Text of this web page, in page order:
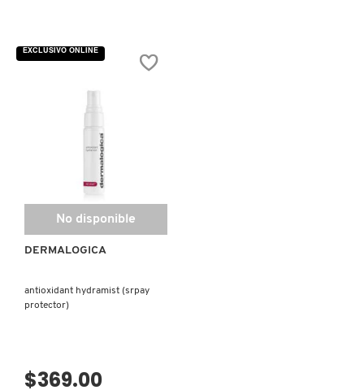
No disponible
DERMALOGICA
antioxidant hydramist (srpay
protector)
$369.00
EXCLUSIVO ONLINE